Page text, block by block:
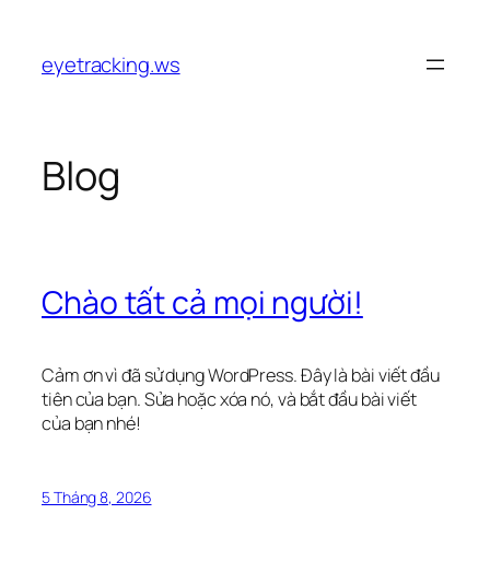
phầneyetracking.ws
Blog
Chào tất cả mọi người!
Cảm ơn vì đã sử dụng WordPress. Đây là bài viết đầu
tiên của bạn. Sửa hoặc xóa nó, và bắt đầu bài viết
của bạn nhé!
5 Tháng 8, 2026